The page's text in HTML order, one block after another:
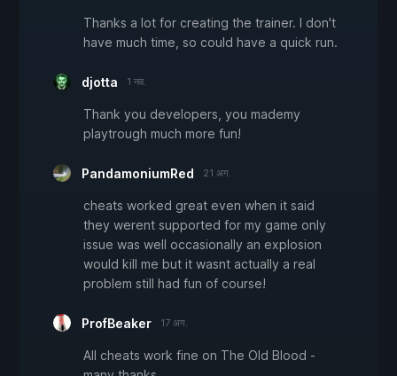
Thanks a lot for creating the trainer. I don't
have much time, so could have a quick run.
djotta 1 नव.
Thank you developers, you mademy
playtrough much more fun!
PandamoniumRed 21 अग.
cheats worked great even when it said
they werent supported for my game only
issue was well occasionally an explosion
would kill me but it wasnt actually a real
problem still had fun of course!
ProfBeaker 17 अग.
All cheats work fine on The Old Blood -